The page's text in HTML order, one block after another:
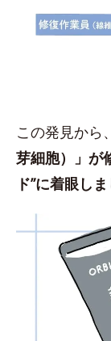
この発見から
芽細胞）」が
ド”に着眼し